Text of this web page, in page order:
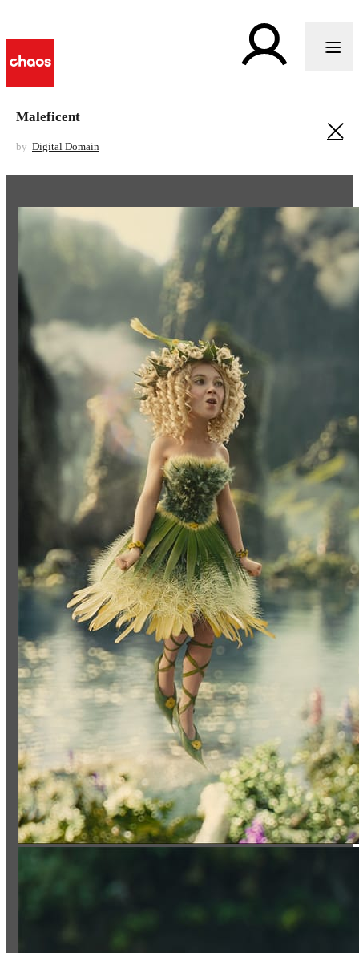
Maleficent
by Digital Domain